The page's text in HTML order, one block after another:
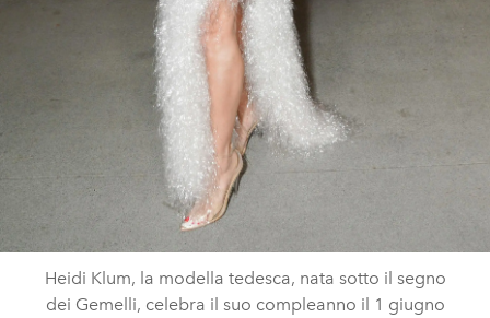
Heidi Klum, la modella tedesca, nata sotto il segno
dei Gemelli, celebra il suo compleanno il 1 giugno